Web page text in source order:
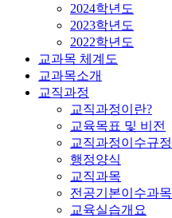
2024학년도
2023학년도
2022학년도
교과목 체계도
교과목소개
교직과정
교직과정이란?
교육목표 및 비전
교직과정이수규정
행정양식
교직과목
전공기본이수과목
교육실습개요